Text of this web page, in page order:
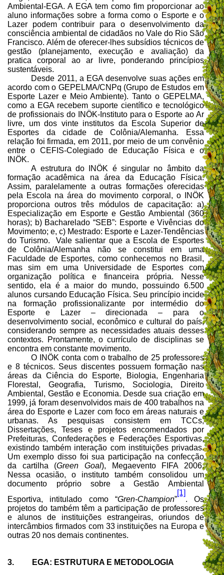
Ambiental-EGA. A EGA tem como fim proporcionar ao
aluno informações sobre a forma como o Esporte e o
Lazer podem contribuir para o desenvolvimento da
consciência ambiental de cidadãos no Vale do Rio São
Francisco. Além de oferecer-lhes subsídios técnicos de
gestão (planejamento, execução e avaliação) da
pratica corporal ao ar livre, ponderando princípios
sustentáveis.
Desde 2011, a EGA desenvolve suas ações em
acordo com o GEPELMA/CNPq (Grupo de Estudos em
Esporte Lazer e Meio Ambiente). Tanto o GEPELMA,
como a EGA recebem suporte científico e tecnológico
de profissionais do INÖK-Instituto para o Esporte ao Ar
livre, um dos vinte institutos da Escola Superior de
Esportes da cidade de Colônia/Alemanha. Essa
relação foi firmada, em 2011, por meio de um convênio
entre o CEFIS-Colegiado de Educação Física e o
INÖK.
A estrutura do INÖK é singular no âmbito da
formação acadêmica na área da Educação Física.
Assim, paralelamente a outras formações oferecidas
pela Escola na área do movimento corporal, o INÖK
proporciona outros três módulos de capacitação: a)
Especialização em Esporte e Gestão Ambiental (360
horas); b) Bacharelado “SEB”: Esporte e Vivências do
Movimento; e, c) Mestrado: Esporte e Lazer-Tendências
do Turismo.
Vale salientar que a Escola de Esportes
de Colônia/Alemanha não se constitui em uma
Faculdade de Esportes, como conhecemos no Brasil,
mas sim em uma Universidade de Esportes com
organização política e financeira própria. Nesse
sentido, ela é a maior do mundo, possuindo 6.500
alunos cursando Educação Física. Seu princípio incide
na formação profissionalizante por intermédio do
Esporte e Lazer – direcionada – para o
desenvolvimento social, econômico e cultural do país,
considerando sempre as necessidades atuais desses
contextos. Prontamente, o currículo de disciplinas se
encontra em constante movimento.
O INÖK conta com o trabalho de 25 professores
e 8 técnicos. Seus discentes possuem formação nas
áreas da Ciência do Esporte, Biologia, Engenharia
Florestal, Geografia, Turismo, Sociologia, Direito
Ambiental, Gestão e Economia. Desde sua criação em
1999, já foram desenvolvidos mais de 400 trabalhos na
área do Esporte e Lazer com foco em áreas naturais e
urbanas. As pesquisas consistem em TCCs,
Dissertações, Teses e projetos encomendados por
Prefeituras, Confederações e Federações Esportivas,
existindo também interação com instituições privadas.
Um exemplo disso foi sua participação na confecção
da cartilha (Green Goal), Megaevento FIFA 2006.
Nessa ocasião, o instituto também consolidou um
documento próprio sobre a Gestão Ambiental
Esportiva, intitulado como “Gren-Champion”
[1]
. Os
projetos do também têm a participação de professores
e alunos de instituições estrangeiras, oriundos de
intercâmbios firmados com 33 instituições na Europa e
outras 20 nos demais continentes.
3. EGA: ESTRUTURA E METODOLOGIA